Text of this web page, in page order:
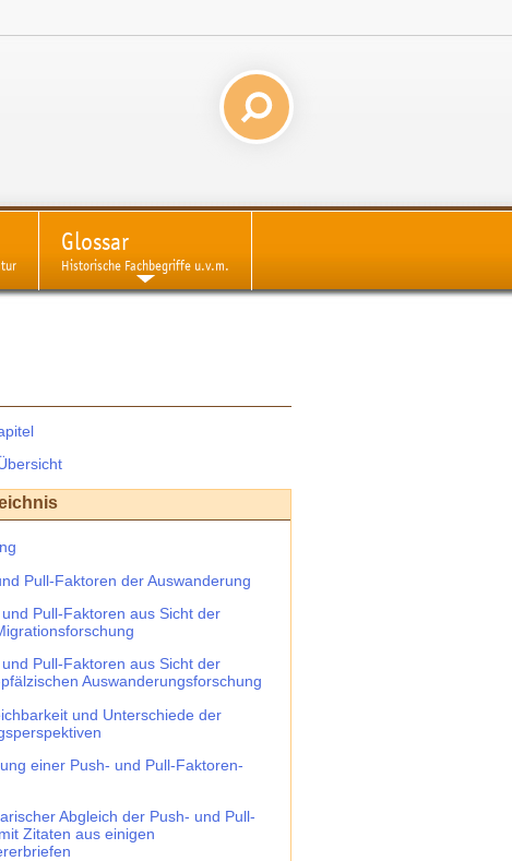
Glossar
Historische Fachbegriffe u.v.m.
Pull-Faktoren der Auswanderung
Pull-Faktoren aus Sicht der
Pull-Faktoren aus Sicht der
Auswanderungsforschung
und Unterschiede der
einer Push- und Pull-Faktoren-
Abgleich der Push- und Pull-
Zitaten aus einigen